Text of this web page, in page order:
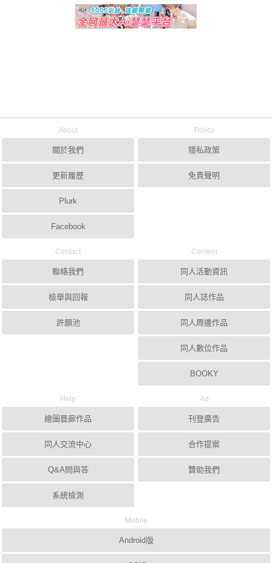
About
關於我們
更新履歷
Plurk
Facebook
Policy
隱私政策
免責聲明
Contact
聯絡我們
檢舉與回報
許願池
Content
同人活動資訊
同人誌作品
同人周邊作品
同人數位作品
BOOKY
Help
繪圖藝廊作品
同人交流中心
Q&A問與答
系統檢測
Ad
刊登廣告
合作提案
贊助我們
Mobile
Android版